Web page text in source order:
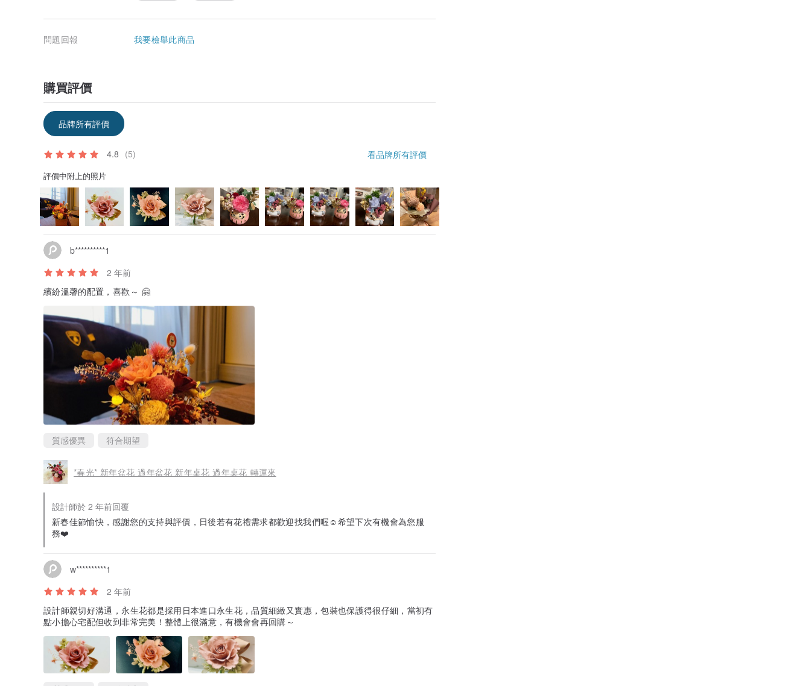
問題回報 我要檢舉此商品
購買評價
品牌所有評價
4.8 (5) 看品牌所有評價
評價中附上的照片
b**********1
2 年前
繽紛溫馨的配置，喜歡～ 🤗
質感優異 符合期望
*春光* 新年盆花 過年盆花 新年桌花 過年桌花 轉運來
設計師於 2 年前回覆
新春佳節愉快，感謝您的支持與評價，日後若有花禮需求都歡迎找我們喔☺️希望下次有機會為您服
務❤️
w**********1
2 年前
設計師親切好溝通，永生花都是採用日本進口永生花，品質細緻又實惠，包裝也保護得很仔細，當初有
點小擔心宅配但收到非常完美！整體上很滿意，有機會會再回購～